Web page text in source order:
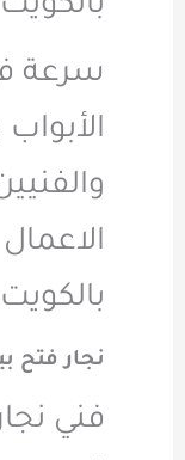
سرعة
نجار فتح
فني